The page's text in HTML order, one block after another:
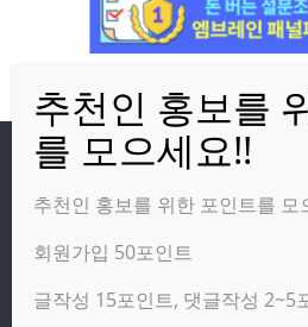
방문자
온라인 방문자:3
오늘의 조회수:695
추천인 홍보를 위한 포인트를 모
회원가입 50포인트
글작성 15포인트, 댓글작성 2~5